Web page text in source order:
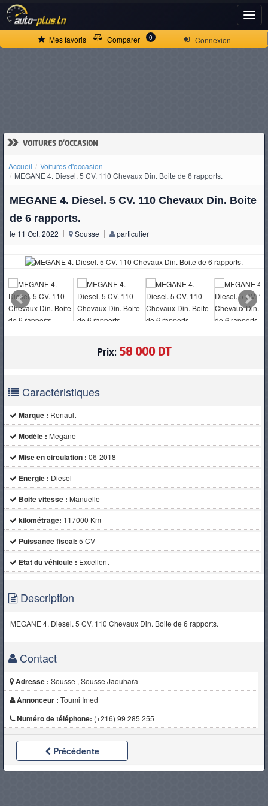
Connexion
Mes favoris Comparer 0
» VOITURES D'OCCASION
Accueil
Voitures d'occasion
MEGANE 4. Diesel. 5 CV. 110 Chevaux Din. Boite de 6 rapports.
MEGANE 4. Diesel. 5 CV. 110 Chevaux Din. Boite
de 6 rapports.
le 11 Oct. 2022 Sousse particulier
Prix: 58 000 DT
Caractéristiques
Marque : Renault
Modèle : Megane
Mise en circulation : 06-2018
Energie : Diesel
Boite vitesse : Manuelle
kilométrage: 117000 Km
Puissance fiscal: 5 CV
Etat du véhicule : Excellent
Description
MEGANE 4. Diesel. 5 CV. 110 Chevaux Din. Boite de 6 rapports.
Contact
Adresse : Sousse , Sousse Jaouhara
Annonceur : Toumi Imed
Numéro de téléphone: (+216) 99 285 255
Précédente
ACCUEIL
VOITURES
D'OCCASION
PNEUS